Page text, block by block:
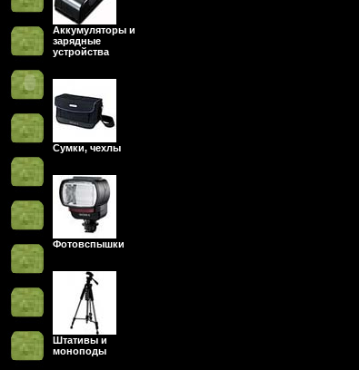
Аккумуляторы и
зарядные
устройства
Сумки, чехлы
Фотовспышки
Штативы и
моноподы